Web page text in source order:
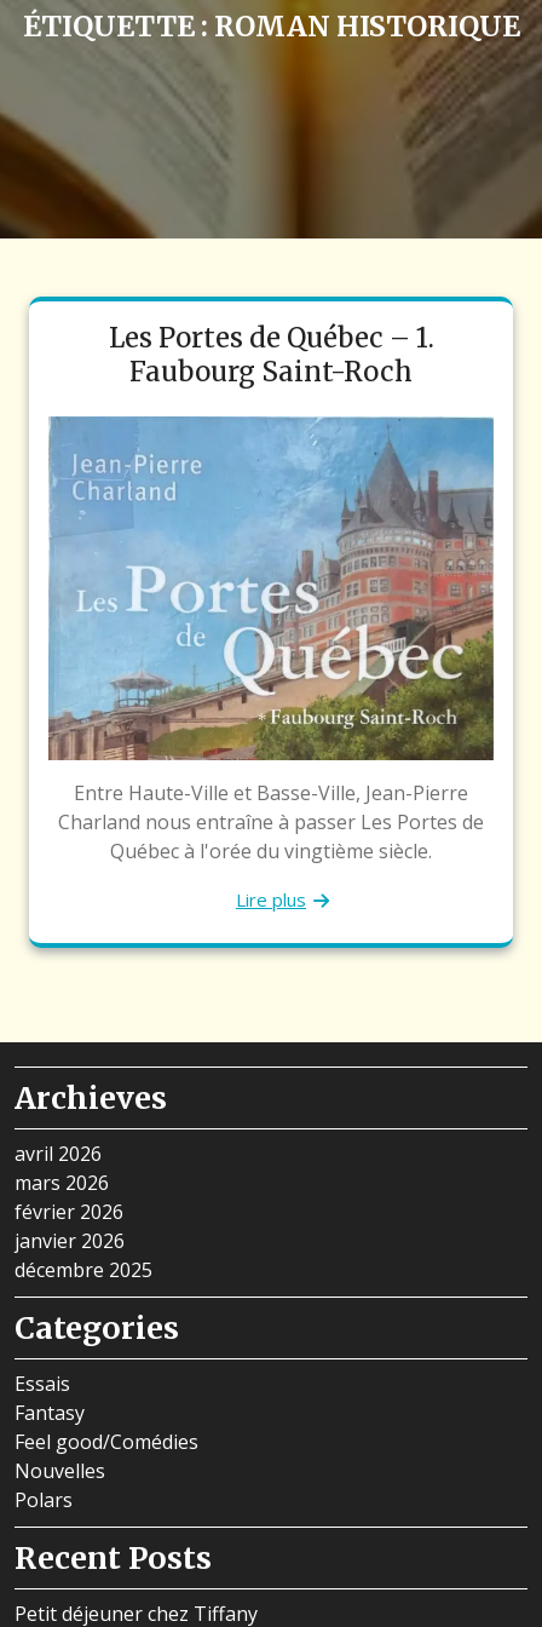
ÉTIQUETTE : ROMAN HISTORIQUE
Les Portes de Québec – 1.
Faubourg Saint-Roch
Entre Haute-Ville et Basse-Ville, Jean-Pierre
Charland nous entraîne à passer Les Portes de
Québec à l'orée du vingtième siècle.
Lire plus
Archieves
avril 2026
mars 2026
février 2026
janvier 2026
décembre 2025
Categories
Essais
Fantasy
Feel good/Comédies
Nouvelles
Polars
Recent Posts
Petit déjeuner chez Tiffany